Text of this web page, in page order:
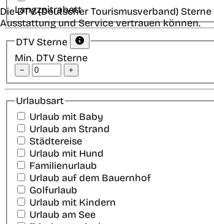
Langzeitrabatt
DTV Sterne
Min. DTV Sterne
− +
Die DTV (Deutscher Tourismusverband)
Ausstattung und Service vertrauen können.
Urlaubsart
Urlaub mit Baby
Urlaub am Strand
Städtereise
Urlaub mit Hund
Familienurlaub
Urlaub auf dem Bauernhof
Golfurlaub
Urlaub mit Kindern
Urlaub am See